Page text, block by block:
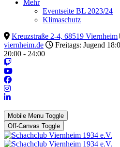
Mehr
Eventseite BL 2023/24
Klimaschutz
Kreuzstraße 2-4, 68519 Viernheim
viernheim.de
Freitags: Jugend
20:00 - 24:00
Mobile Menu Toggle
Off-Canvas Toggle